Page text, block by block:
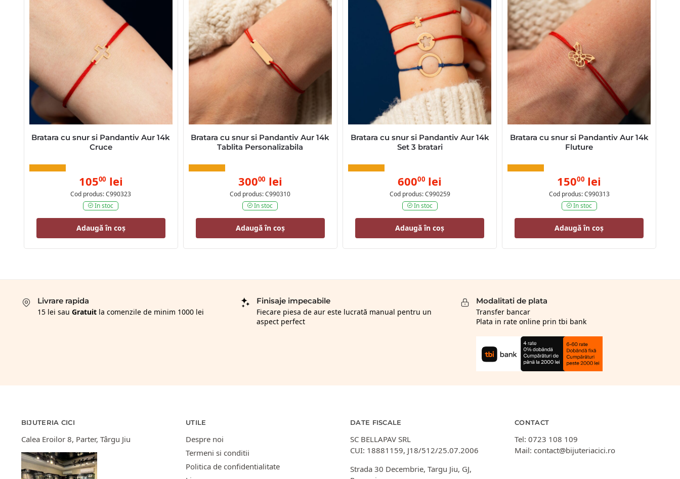
Bratara cu snur si Pandantiv Aur 14k
Cruce
10500 lei
Cod produs: C990323
In stoc
Adaugă în coș
Bratara cu snur si Pandantiv Aur 14k
Tablita Personalizabila
30000 lei
Cod produs: C990310
In stoc
Adaugă în coș
Bratara cu snur si Pandantiv Aur 14k
Set 3 bratari
60000 lei
Cod produs: C990259
In stoc
Adaugă în coș
Bratara cu snur si Pandantiv Aur 14k
Fluture
15000 lei
Cod produs: C990313
In stoc
Adaugă în coș
Livrare rapida
15 lei sau Gratuitla comenzile de minim 1000 lei
Finisaje impecabile
Fiecare piesa de aur este lucrată manual pentru un
aspect perfect
Modalitati de plata
Transfer bancar
Plata in rate online prin tbi bank
BIJUTERIA CICI
Calea Eroilor 8, Parter, Târgu Jiu
UTILE
Despre noi
Termeni si conditii
Politica de confidentialitate
DATE FISCALE
SC BELLAPAV SRL
CUI: 18881159, J18/512/25.07.2006
Strada 30 Decembrie, Targu Jiu, GJ,
CONTACT
Tel:0723 108 109
Mail:contact@bijuteriacici.ro